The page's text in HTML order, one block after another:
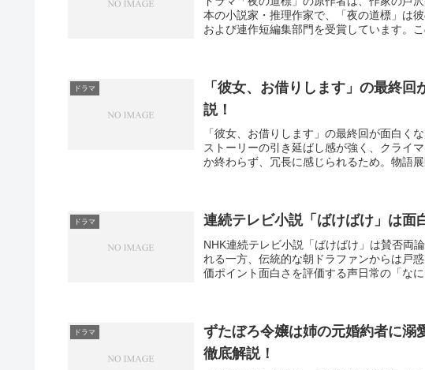
本の小説家・推理作家で、「夜の道標」は
および連作短編集部門を受賞しています。
ドラマ
「彼女、お借りします」の最終
説！
「彼女、お借りします」の最終回が面白く
ストーリーの引き延ばし感が強く、クライ
か終わらず、冗長に感じられるため。物語
ドラマ 連続テレビ小説「ばけばけ」は面
NHK連続テレビ小説「ばけばけ」は賛否両
れる一方、伝統的な朝ドラファンからは戸
価ポイント面白さを評価する声日常の「なに
ドラマ
ずたぼろ令嬢は姉の元婚約者に溺
徹底解説！